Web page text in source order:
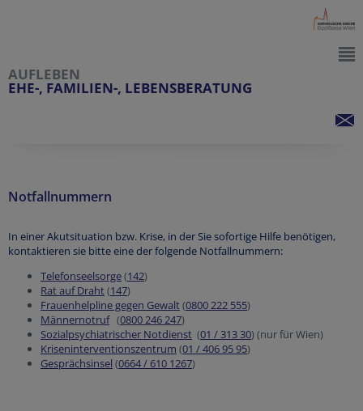
AUFLEBEN
EHE-, FAMILIEN-, LEBENSBERATUNG
Notfallnummern
In einer Akutsituation bzw. Krise, in der Sie sofortige Hilfe benötigen,
kontaktieren sie bitte eine der folgende Notfallnummern:
Telefonseelsorge(142)
Rat auf Draht(147)
Frauenhelpline gegen Gewalt(0800 222 555)
Männernotruf(0800 246 247)
Sozialpsychiatrischer Notdienst (01 / 313 30) (nur für Wien)
Kriseninterventionszentrum (01 / 406 95 95)
Gesprächsinsel (0664 / 610 1267)